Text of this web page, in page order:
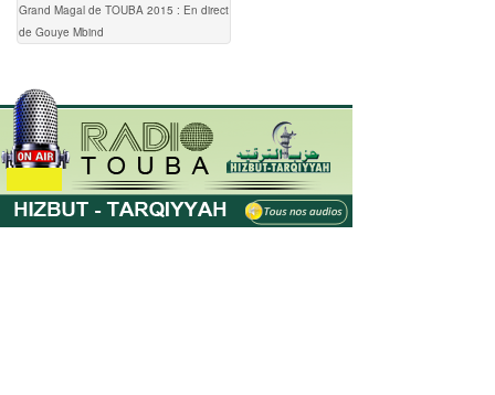
Grand Magal de TOUBA 2015 : En direct
de Gouye Mbind